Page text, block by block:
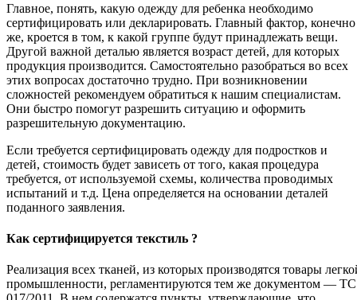
Главное, понять, какую одежду для ребенка необходимо
сертифицировать или декларировать. Главный фактор, конечно
же, кроется в том, к какой группе будут принадлежать вещи.
Другой важной деталью является возраст детей, для которых
продукция производится. Самостоятельно разобраться во всех
этих вопросах достаточно трудно. При возникновении
сложностей рекомендуем обратиться к нашим специалистам.
Они быстро помогут разрешить ситуацию и оформить
разрешительную документацию.
Если требуется сертифицировать одежду для подростков и
детей, стоимость будет зависеть от того, какая процедура
требуется, от используемой схемы, количества проводимых
испытаний и т.д. Цена определяется на основании деталей
поданного заявления.
Как сертифицируется текстиль ?
Реализация всех тканей, из которых производятся товары
промышленности, регламентируются тем же документом — ТС